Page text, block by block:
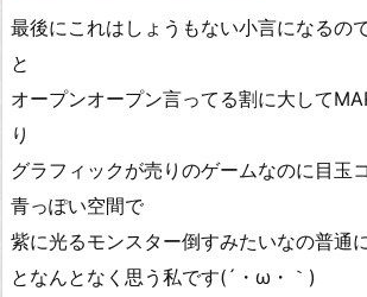
最後にこれはしょうもない小言になるの
と
オープンオープン言ってる割に大して
り
グラフィックが売りのゲームなのに目玉
青っぽい空間で
紫に光るモンスター倒すみたいなの普通
となんとなく思う私です(´・ω・｀)